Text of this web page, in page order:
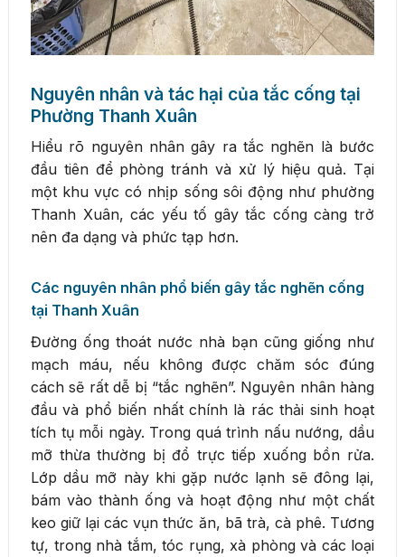
Nguyên nhân và tác hại của tắc cống tại
Phường Thanh Xuân
Hiểu rõ nguyên nhân gây ra tắc nghẽn là bước
đầu tiên để phòng tránh và xử lý hiệu quả. Tại
một khu vực có nhịp sống sôi động như phường
Thanh Xuân, các yếu tố gây tắc cống càng trở
nên đa dạng và phức tạp hơn.
Các nguyên nhân phổ biến gây tắc nghẽn cống
tại Thanh Xuân
Đường ống thoát nước nhà bạn cũng giống như
mạch máu, nếu không được chăm sóc đúng
cách sẽ rất dễ bị “tắc nghẽn”. Nguyên nhân hàng
đầu và phổ biến nhất chính là rác thải sinh hoạt
tích tụ mỗi ngày. Trong quá trình nấu nướng, dầu
mỡ thừa thường bị đổ trực tiếp xuống bồn rửa.
Lớp dầu mỡ này khi gặp nước lạnh sẽ đông lại,
bám vào thành ống và hoạt động như một chất
keo giữ lại các vụn thức ăn, bã trà, cà phê. Tương
tự, trong nhà tắm, tóc rụng, xà phòng và các loại